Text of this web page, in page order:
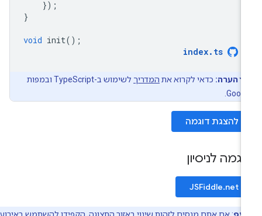
void init
index. ts
הערה:כדאי לקרוא אתהמדריך
לשימוש ב-TypeScript ובמפות
להצגת דוגמה
לניסיון
JSFiddle.net